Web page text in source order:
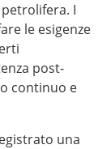
I
le esigenze
post-
continuo e
una